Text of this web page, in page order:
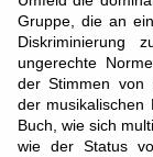
Gruppe, die an
Diskriminierung
ungerechte
der Stimmen von
der musikalischen
Buch, wie sich
wie der Status